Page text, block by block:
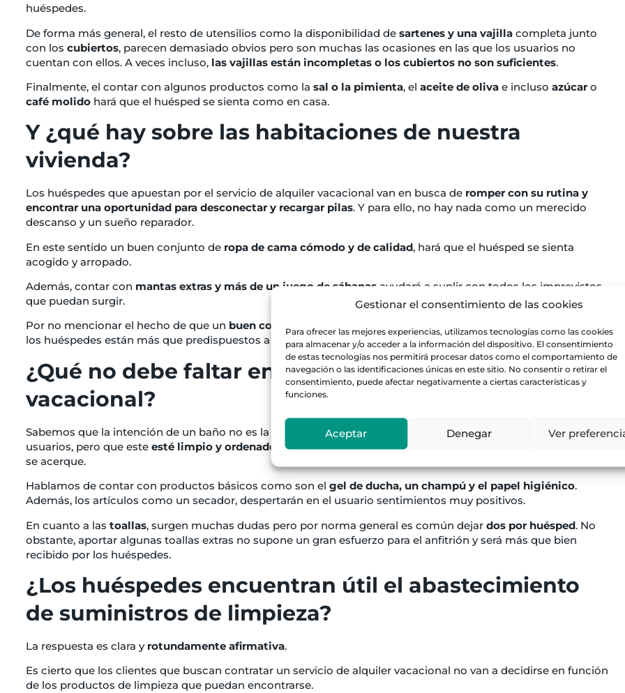
Gestionar el consentimiento de las cookies
Para ofrecer las mejores experiencias, utilizamos tecnologías como las cookies
para almacenar y/o acceder a la información del dispositivo. El consentimiento
de estas tecnologías nos permitirá procesar datos como el comportamiento de
navegación o las identificaciones únicas en este sitio. No consentir o retirar el
consentimiento, puede afectar negativamente a ciertas características y
funciones.
Aceptar Denegar Ver
huéspedes.
De forma más general, el resto de utensilios como la disponibilidad de sartenes y una vajilla completa junto
con los cubiertos, parecen demasiado obvios pero son muchas las ocasiones en las que los usuarios no
cuentan con ellos. A veces incluso, las vajillas están incompletas o los cubiertos no son suficientes.
Finalmente, el contar con algunos productos como la sal o la pimienta, el aceite de olivae incluso azúcar o
café molidohará que el huésped se sienta como en casa.
Y ¿qué hay sobre las habitaciones de nuestra
vivienda?
Los huéspedes que apuestan por el servicio de alquiler vacacional van en busca de romper con su rutina y
encontrar una oportunidad para desconectar y recargar pilas. Y para ello, no hay nada como un merecido
descanso y un sueño reparador.
En este sentido un buen conjunto deropa de cama cómodo y de calidad, hará que el huésped se sienta
acogido y arropado.
Además, contar con mantas extras y más de un juego de sábanasayudará a suplir con todos los imprevistos
que puedan surgir.
Por no mencionar el hecho de que un buen colchón
trae consigo un buen descanso, y con un buen descanso
los huéspedes están más que predispuestos a dejar por escrito esa ansiada reseña positiva.
¿Qué no debe faltar en el baño de mi alquiler
vacacional?
Sabemos que la intención de un baño no es la de ofrecer (en principio) un servicio íntegro de spa a los
usuarios, pero que este esté limpio y ordenado junto con algunos productos básicos
se acerque.
Hablamos de contar con productos básicos como son el gel de ducha, un champú y el papel higiénico.
Además, los artículos como un secador, despertarán en el usuario sentimientos muy positivos.
En cuanto a las toallas, surgen muchas dudas pero por norma general es común dejar dos por huésped. No
obstante, aportar algunas toallas extras no supone un gran esfuerzo para el anfitrión y será más que bien
recibido por los huéspedes.
¿Los huéspedes encuentran útil el abastecimiento
de suministros de limpieza?
La respuesta es clara yrotundamente afirmativa.
Es cierto que los clientes que buscan contratar un servicio de alquiler vacacional no van a decidirse en función
de los productos de limpieza que puedan encontrarse.